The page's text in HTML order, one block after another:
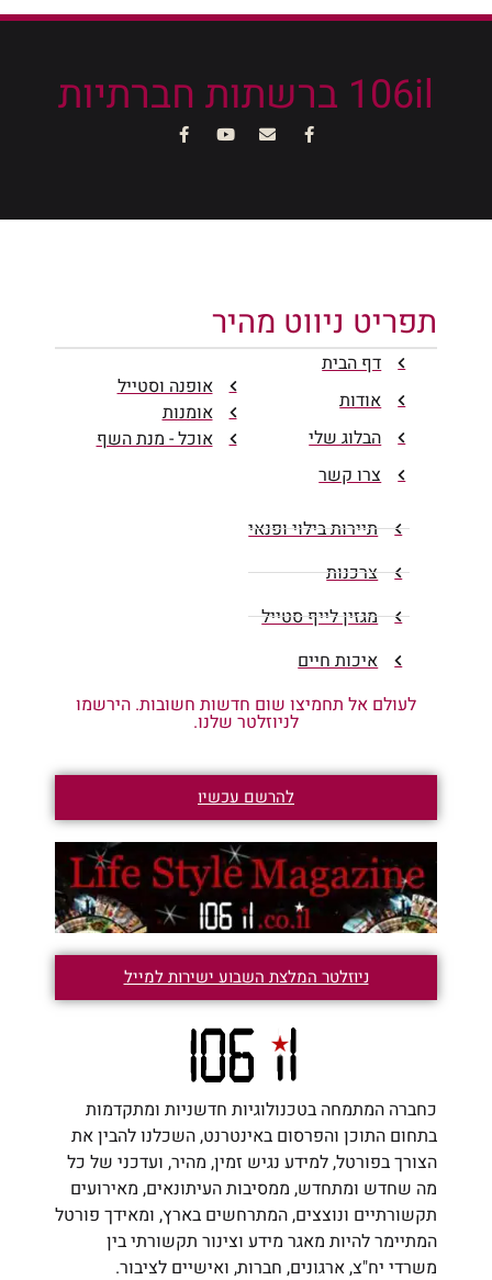
106il ברשתות חברתיות
תפריט ניווט מהיר
דף הבית
אודות
הבלוג שלי
צרו קשר
אופנה וסטייל
אומנות
אוכל - מנת השף
תיירות בילוי ופנאי
צרכנות
מגזין לייף סטייל
איכות חיים
לעולם אל תחמיצו שום חדשות חשובות. הירשמו
לניוזלטר שלנו.
להרשם עכשיו
ניוזלטר המלצת השבוע ישירות למייל
כחברה המתמחה בטכנולוגיות חדשניות ומתקדמות
בתחום התוכן והפרסום באינטרנט, השכלנו להבין את
הצורך בפורטל, למידע נגיש זמין, מהיר, ועדכני של כל
מה שחדש ומתחדש, ממסיבות העיתונאים, מאירועים
תקשורתיים ונוצצים, המתרחשים בארץ, ומאידך פורטל
המתיימר להיות מאגר מידע וצינור תקשורתי בין
משרדי יח"צ, ארגונים, חברות, ואישיים לציבור.